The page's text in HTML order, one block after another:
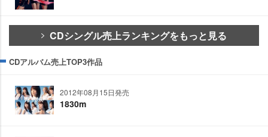
CDシングル売上ランキングをもっと見る
CDアルバム売上TOP3作品
2012年08月15日発売
1830m